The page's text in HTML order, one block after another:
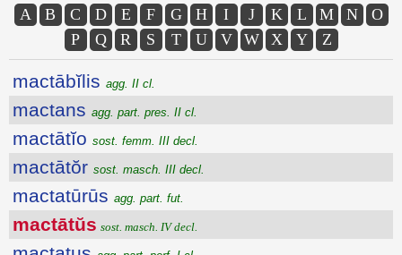
A B C D E F G H I J K L M N
O
P
Q R S T U V W X Y Z
mactābĭlis agg. II cl.
mactans agg. part. pres. II cl.
mactātĭo sost. femm. III decl.
mactātŏr sost. masch. III decl.
mactatūrūs agg. part. fut.
mactātŭs sost. masch. IV decl.